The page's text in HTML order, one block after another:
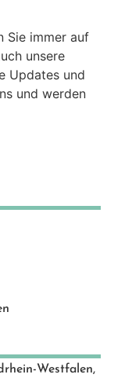
Sie immer auf
unsere
Updates und
und werden
Westfalen,